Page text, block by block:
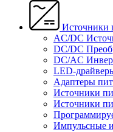
Источники
AC/DC
DC/DC
DC/AC
LED-
Адаптеры
Источники
Источники
Импульсные